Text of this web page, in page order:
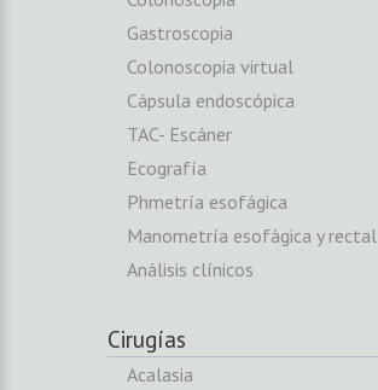
Gastroscopia
Colonoscopia virtual
Cápsula endoscópica
TAC- Escáner
Ecografía
Phmetría esofágica
Manometría esofágica y rectal
Análisis clínicos
Cirugías
Acalasia